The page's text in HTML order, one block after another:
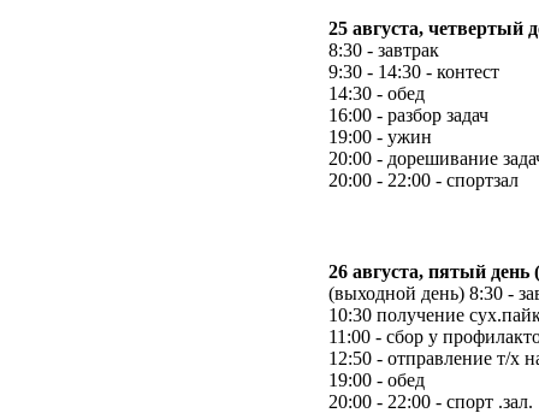
25 августа, четвертый
8:30 - завтрак
9:30 - 14:30 - контест
14:30 - обед
16:00 - разбор задач
19:00 - ужин
20:00 - дорешивание
20:00 - 22:00 - спортзал
26 августа, пятый день
(выходной день) 8:30 -
10:30 получение
11:00 - сбор у
12:50 - отправление т/х
19:00 - обед
20:00 - 22:00 - спорт .зал.